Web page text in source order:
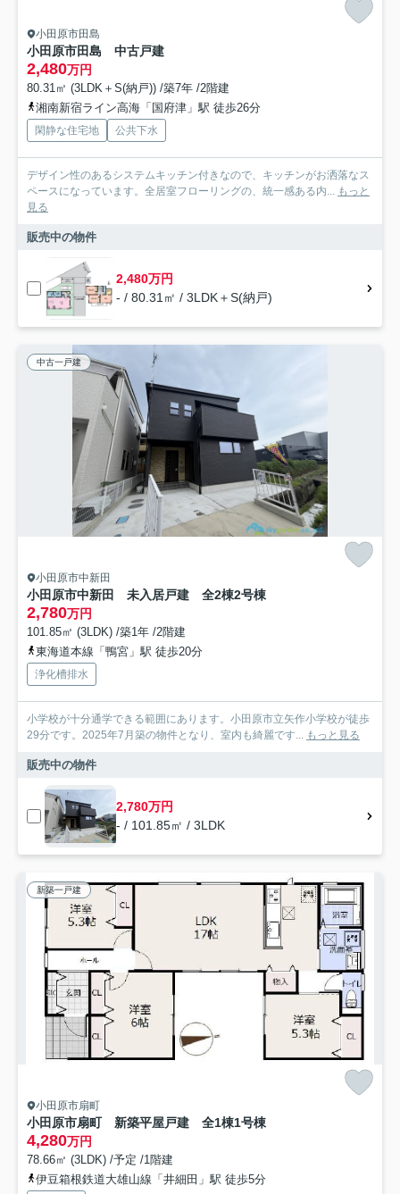
小田原市田島
小田原市田島 中古戸建
2,480万円
80.31㎡ (3LDK＋S(納戸)) /築7年 /2階建
湘南新宿ライン高海「国府津」駅 徒歩26分
閑静な住宅地 公共下水
デザイン性のあるシステムキッチン付きなので、キッチンがお洒落なス
ペースになっています。全居室フローリングの、統一感ある内... もっと
見る
販売中の物件
2,480万円
- / 80.31㎡ / 3LDK＋S(納戸)
中古一戸建
小田原市中新田
小田原市中新田 未入居戸建 全2棟2号棟
2,780万円
101.85㎡ (3LDK) /築1年 /2階建
東海道本線「鴨宮」駅 徒歩20分
浄化槽排水
小学校が十分通学できる範囲にあります。小田原市立矢作小学校が徒歩
29分です。2025年7月築の物件となり、室内も綺麗です... もっと見る
販売中の物件
2,780万円
- / 101.85㎡ / 3LDK
新築一戸建
小田原市扇町
小田原市扇町 新築平屋戸建 全1棟1号棟
4,280万円
78.66㎡ (3LDK) /予定 /1階建
伊豆箱根鉄道大雄山線「井細田」駅 徒歩5分